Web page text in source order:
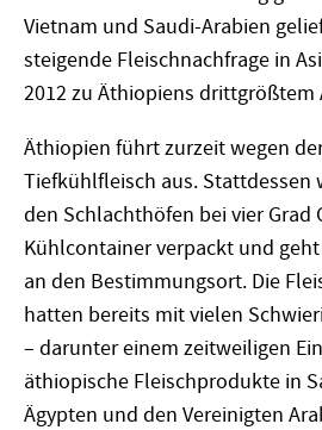
Vietnam und Saudi-Arabien
steigende Fleischnachfrage in
2012 zu Äthiopiens drittgrößtem
Äthiopien führt zurzeit wegen
Tiefkühlfleisch aus. Stattdessen
den Schlachthöfen bei vier Grad
Kühlcontainer verpackt und
an den Bestimmungsort. Die
hatten bereits mit vielen
– darunter einem zeitweiligen
äthiopische Fleischprodukte in
Ägypten und den Vereinigten